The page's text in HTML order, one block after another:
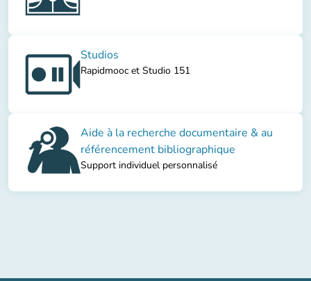
Studios
Rapidmooc et Studio 151
Aide à la recherche documentaire & au
référencement bibliographique
Support individuel personnalisé